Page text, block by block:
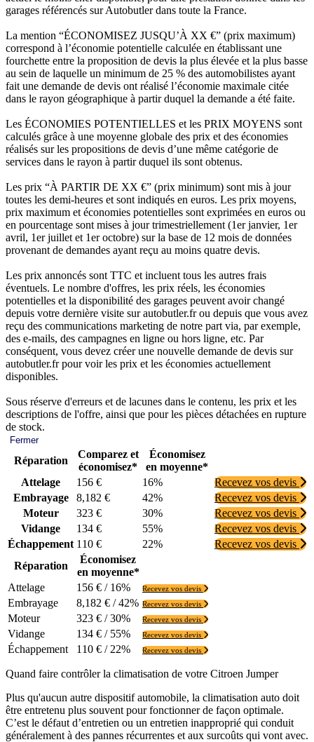
garages référencés sur Autobutler dans toute la France.
La mention “ÉCONOMISEZ JUSQU’À XX €” (prix maximum)
correspond à l’économie potentielle calculée en établissant une
fourchette entre la proposition de devis la plus élevée et la plus basse
au sein de laquelle un minimum de 25 % des automobilistes ayant
fait une demande de devis ont réalisé l’économie maximale citée
dans le rayon géographique à partir duquel la demande a été faite.
Les ÉCONOMIES POTENTIELLES et les PRIX MOYENS sont
calculés grâce à une moyenne globale des prix et des économies
réalisés sur les propositions de devis d’une même catégorie de
services dans le rayon à partir duquel ils sont obtenus.
Les prix “À PARTIR DE XX €” (prix minimum) sont mis à jour
toutes les demi-heures et sont indiqués en euros. Les prix moyens,
prix maximum et économies potentielles sont exprimées en euros ou
en pourcentage sont mises à jour trimestriellement (1er janvier, 1er
avril, 1er juillet et 1er octobre) sur la base de 12 mois de données
provenant de demandes ayant reçu au moins quatre devis.
Les prix annoncés sont TTC et incluent tous les autres frais
éventuels. Le nombre d'offres, les prix réels, les économies
potentielles et la disponibilité des garages peuvent avoir changé
depuis votre dernière visite sur autobutler.fr ou depuis que vous avez
reçu des communications marketing de notre part via, par exemple,
des e-mails, des campagnes en ligne ou hors ligne, etc. Par
conséquent, vous devez créer une nouvelle demande de devis sur
autobutler.fr pour voir les prix et les économies actuellement
disponibles.
Sous réserve d'erreurs et de lacunes dans le contenu, les prix et les
descriptions de l'offre, ainsi que pour les pièces détachées en rupture
de stock.
Fermer
Réparation
Comparez et
économisez*
Économisez
en moyenne*
Attelage
156 € 16%
Recevez vos devis
Embrayage
8,182 € 42%
Recevez vos devis
Moteur
323 € 30%
Recevez vos devis
Vidange
134 € 55%
Recevez vos devis
Échappement 110 € 22%
Recevez vos devis
Réparation
Économisez
en moyenne*
Attelage
156 € / 16% Recevez vos devis
Embrayage 8,182 € / 42% Recevez vos devis
Moteur 323 € / 30% Recevez vos devis
Vidange 134 € / 55% Recevez vos devis
Échappement 110 € / 22% Recevez vos devis
Quand faire contrôler la climatisation de votre Citroen Jumper
Plus qu'aucun autre dispositif automobile, la climatisation auto doit
être entretenu plus souvent pour fonctionner de façon optimale.
C’est le défaut d’entretien ou un entretien inapproprié qui conduit
généralement à des pannes récurrentes et aux surcoûts qui vont avec.